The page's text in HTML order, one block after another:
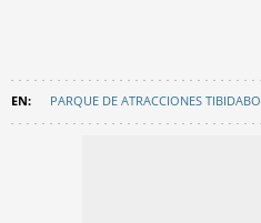
PARQUE DE ATRACCIONES TIBIDABO